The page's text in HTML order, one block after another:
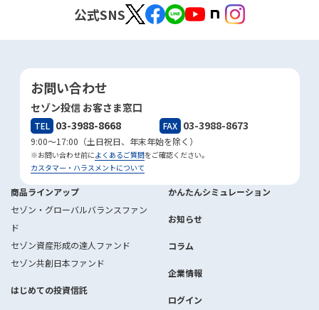
公式SNS
お問い合わせ
セゾン投信 お客さま窓口
TEL 03-3988-8668 FAX 03-3988-8673
9:00～17:00（土日祝日、年末年始を除く）
※お問い合わせ前によくあるご質問をご確認ください。
カスタマー・ハラスメントについて
商品ラインアップ
セゾン・グローバルバランスファン
ド
セゾン資産形成の達人ファンド
セゾン共創日本ファンド
はじめての投資信託
かんたんシミュレーション
お知らせ
コラム
企業情報
ログイン